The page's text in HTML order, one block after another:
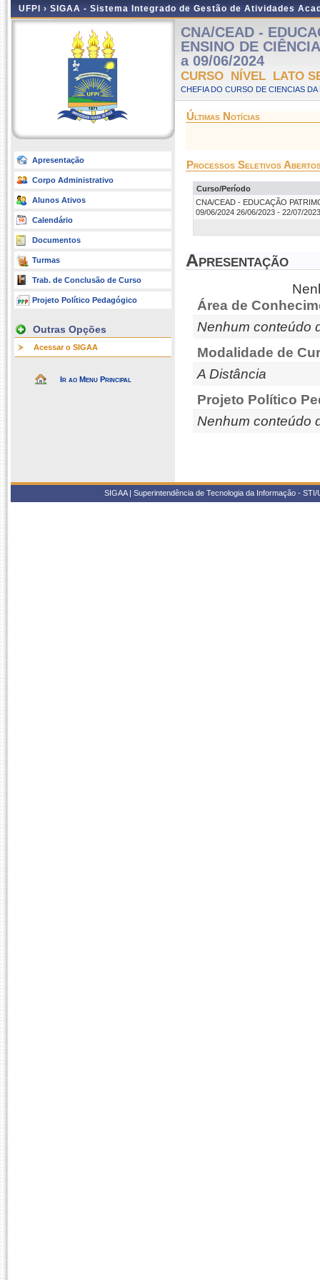
UFPI › SIGAA - Sistema Integrado de Gestão de Atividades
Apresentação
Corpo Administrativo
Alunos Ativos
Calendário
Documentos
Turmas
Trab. de Conclusão de Curso
Projeto Político Pedagógico
Outras Opções
Acessar o SIGAA
Ir ao Menu Principal
CNA/CEAD -
ENSINO DE
a 09/06/2024
CURSO NÍVEL LATO
CHEFIA DO CURSO DE CIENCIAS
Últimas Notícias
Processos Seletivos
Curso/Período
CNA/CEAD - EDUCAÇÃO
09/06/2024 26/06/2023 - 22/07/2023
Apresentação
Área de
Nenhum conteúdo
Modalidade de
A Distância
Projeto Político
Nenhum conteúdo
SIGAA | Superintendência de Tecnologia da Informação -